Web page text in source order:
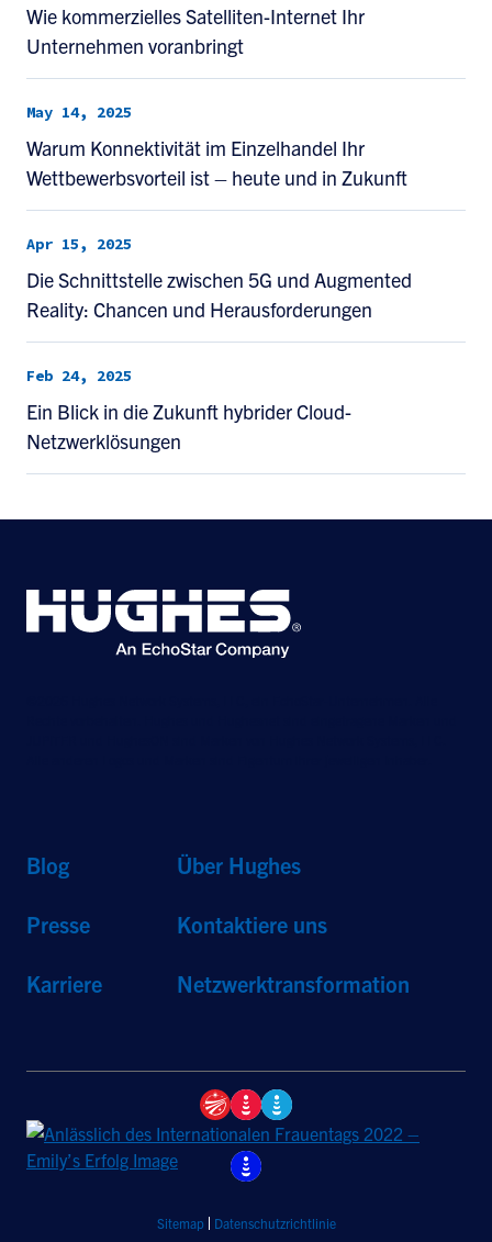
Wie kommerzielles Satelliten-Internet Ihr
Unternehmen voranbringt
May 14, 2025
Warum Konnektivität im Einzelhandel Ihr
Wettbewerbsvorteil ist – heute und in Zukunft
Apr 15, 2025
Die Schnittstelle zwischen 5G und Augmented
Reality: Chancen und Herausforderungen
Feb 24, 2025
Ein Blick in die Zukunft hybrider Cloud-
Netzwerklösungen
Blog Über Hughes
Presse Kontaktiere uns
Karriere Netzwerktransformation
Sitemap Datenschutzrichtlinie